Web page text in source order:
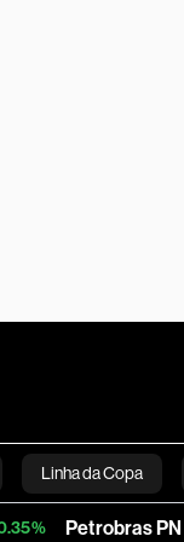
Linha da Copa
Inovação
PN 42.29